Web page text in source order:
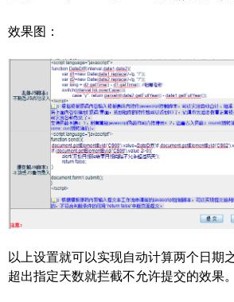
效果图：
以上设置就可以实现自动计算两个日期
超出指定天数就拦截不允许提交的效果。